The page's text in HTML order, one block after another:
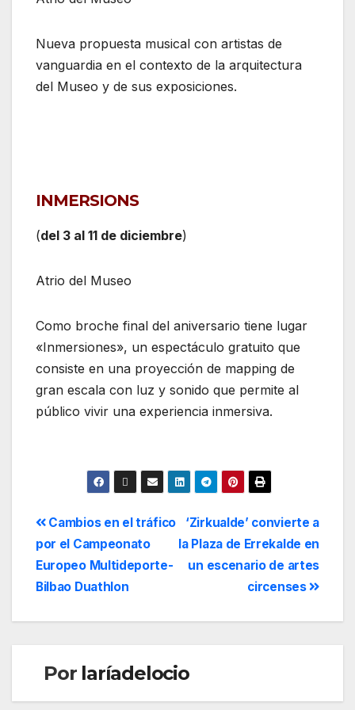
Nueva propuesta musical con artistas de
vanguardia en el contexto de la arquitectura
del Museo y de sus exposiciones.
INMERSIONS
(del 3 al 11 de diciembre)
Atrio del Museo
Como broche final del aniversario tiene lugar
«Inmersiones», un espectáculo gratuito que
consiste en una proyección de mapping de
gran escala con luz y sonido que permite al
público vivir una experiencia inmersiva.
‘Zirkualde’ convierte a
la Plaza de Errekalde en
un escenario de artes
circenses
Cambios en el tráfico
por el Campeonato
Europeo Multideporte-
Bilbao Duathlon
Por laríadelocio